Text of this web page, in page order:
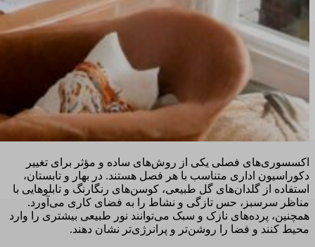
اکسسوری‌های فصلی یکی از روش‌های ساده و مؤثر برای تغییر
دکوراسیون اداری متناسب با هر فصل هستند. در بهار و تابستان،
استفاده از گلدان‌های گل طبیعی، کوسن‌های رنگارنگ و تابلوهایی با
مناظر سرسبز، حس تازگی و نشاط را به فضای کاری می‌آورد.
همچنین، پرده‌های نازک و سبک می‌توانند نور طبیعی بیشتری را وارد
محیط کنند و فضا را روشن‌تر و پرانرژی‌تر نشان دهند.